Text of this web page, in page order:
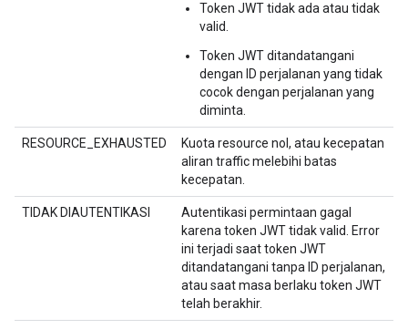
Token JWT tidak ada atau tidak
valid.
Token JWT ditandatangani
dengan ID perjalanan yang tidak
cocok dengan perjalanan yang
diminta.
RESOURCE_EXHAUSTED
Kuota resource nol, atau kecepatan
aliran traffic melebihi batas
kecepatan.
TIDAK DIAUTENTIKASI
Autentikasi permintaan gagal
karena token JWT tidak valid. Error
ini terjadi saat token JWT
ditandatangani tanpa ID perjalanan,
atau saat masa berlaku token JWT
telah berakhir.